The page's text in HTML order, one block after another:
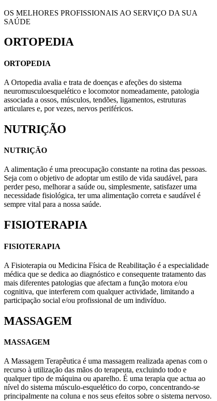
OS MELHORES PROFISSIONAIS AO SERVIÇO DA SUA
SAÚDE
ORTOPEDIA
ORTOPEDIA
A Ortopedia avalia e trata de doenças e afeções do sistema
neuromusculoesquelético e locomotor nomeadamente, patologia
associada a ossos, músculos, tendões, ligamentos, estruturas
articulares e, por vezes, nervos periféricos.
NUTRIÇÃO
NUTRIÇÃO
A alimentação é uma preocupação constante na rotina das pessoas.
Seja com o objetivo de adoptar um estilo de vida saudável, para
perder peso, melhorar a saúde ou, simplesmente, satisfazer uma
necessidade fisiológica, ter uma alimentação correta e saudável é
sempre vital para a nossa saúde.
FISIOTERAPIA
FISIOTERAPIA
A Fisioterapia ou Medicina Física de Reabilitação é a especialidade
médica que se dedica ao diagnóstico e consequente tratamento das
mais diferentes patologias que afectam a função motora e/ou
cognitiva, que interferem com qualquer actividade, limitando a
participação social e/ou profissional de um indivíduo.
MASSAGEM
MASSAGEM
A Massagem Terapêutica é uma massagem realizada apenas com o
recurso à utilização das mãos do terapeuta, excluindo todo e
qualquer tipo de máquina ou aparelho. É uma terapia que actua ao
nível do sistema músculo-esquelético do corpo, concentrando-se
principalmente na coluna e nos seus efeitos sobre o sistema nervoso.